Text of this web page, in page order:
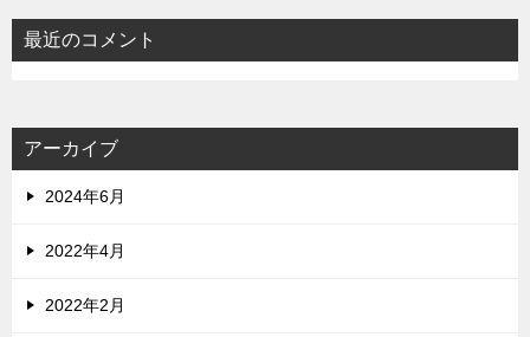
最近のコメント
アーカイブ
2024年6月
2022年4月
2022年2月